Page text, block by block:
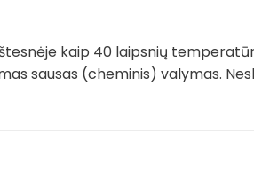
kaip 40 laipsnių
sausas (cheminis) valymas.